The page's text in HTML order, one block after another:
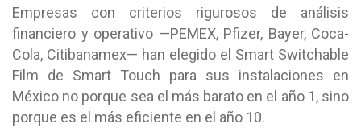
Empresas con criterios rigurosos de análisis
financiero y operativo —PEMEX, Pfizer, Bayer, Coca-
Cola, Citibanamex— han elegido el Smart Switchable
Film de Smart Touch para sus instalaciones en
México no porque sea el más barato en el año 1, sino
porque es el más eficiente en el año 10.